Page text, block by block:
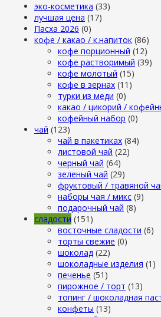
эко-косметика (33)
лучшая цена (17)
Пасха 2026 (0)
кофе / какао / к.напиток (86)
кофе порционный (12)
кофе растворимый (39)
кофе молотый (15)
кофе в зернах (11)
турки из меди (0)
какао / цикорий /
кофейный набор (0)
чай (123)
чай в пакетиках (84)
листовой чай (22)
черный чай (64)
зеленый чай (29)
фруктовый / травяной
наборы чая / микс (9)
подарочный чай (8)
сладости (151)
восточные сладости (6)
торты свежие (0)
шоколад (22)
шоколадные изделия (1)
печенье (51)
пирожное / торт (13)
топинг / шоколадная
конфеты (13)